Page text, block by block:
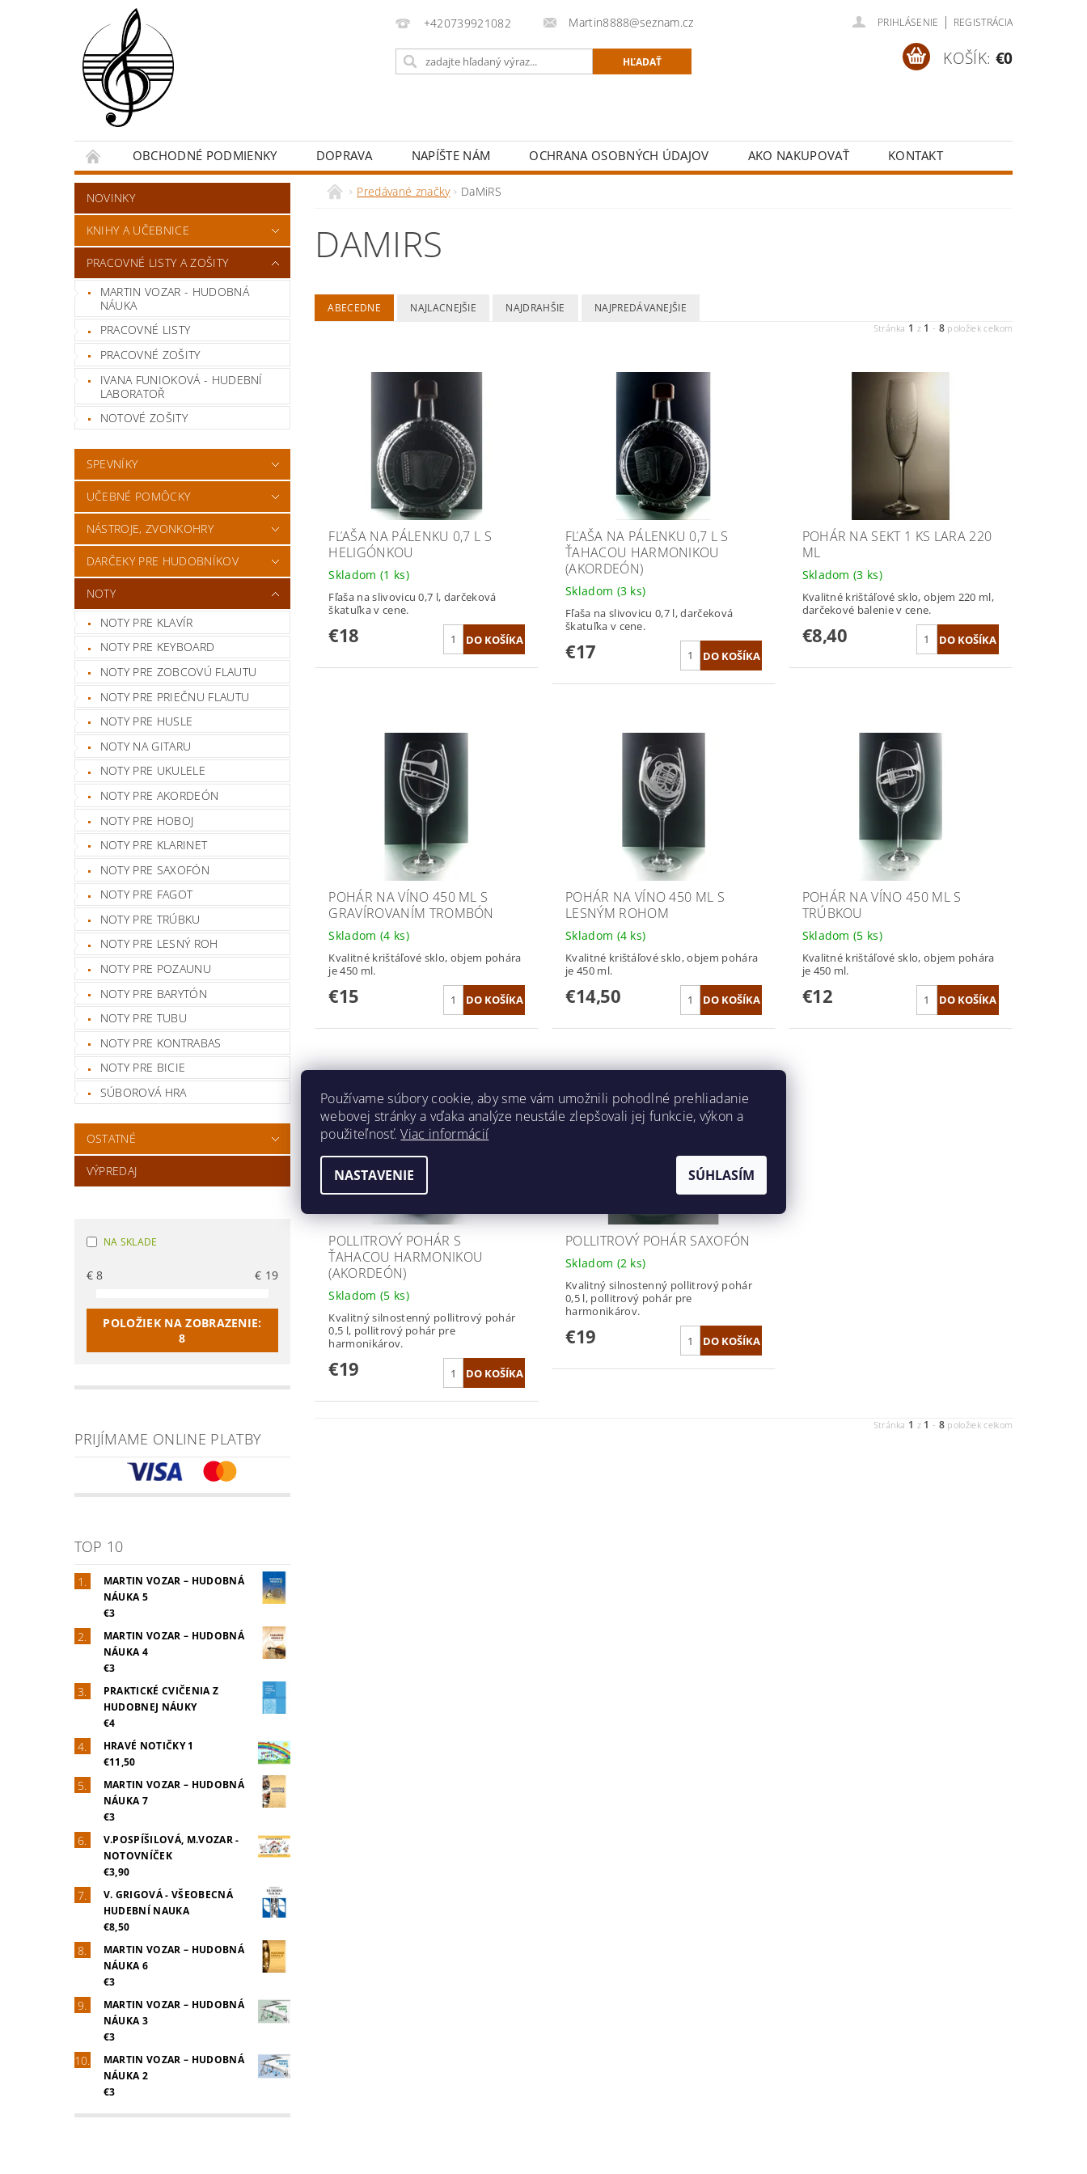
+420739921082 Martin8888@seznam.cz PRIHLÁSENIE | REGISTRÁCIA
KOŠÍK: €0
OBCHODNÉ PODMIENKY DOPRAVA NAPÍŠTE NÁM OCHRANA OSOBNÝCH ÚDAJOV AKO NAKUPOVAŤ KONTAKT
NOVINKY
KNIHY A UČEBNICE
PRACOVNÉ LISTY A ZOŠITY
MARTIN VOZAR - HUDOBNÁ
NÁUKA
PRACOVNÉ LISTY
PRACOVNÉ ZOŠITY
IVANA FUNIOKOVÁ - HUDEBNÍ
LABORATOŘ
NOTOVÉ ZOŠITY
SPEVNÍKY
UČEBNÉ POMÔCKY
NÁSTROJE, ZVONKOHRY
DARČEKY PRE HUDOBNÍKOV
NOTY
NOTY PRE KLAVÍR
NOTY PRE KEYBOARD
NOTY PRE ZOBCOVÚ FLAUTU
NOTY PRE PRIEČNU FLAUTU
NOTY PRE HUSLE
NOTY NA GITARU
NOTY PRE UKULELE
NOTY PRE AKORDEÓN
NOTY PRE HOBOJ
NOTY PRE KLARINET
NOTY PRE SAXOFÓN
NOTY PRE FAGOT
NOTY PRE TRÚBKU
NOTY PRE LESNÝ ROH
NOTY PRE POZAUNU
NOTY PRE BARYTÓN
NOTY PRE TUBU
NOTY PRE KONTRABAS
NOTY PRE BICIE
SÚBOROVÁ HRA
OSTATNÉ
VÝPREDAJ
NA SKLADE
€8 € 19
POLOŽIEK NA ZOBRAZENIE:
8
PRIJÍMAME ONLINE PLATBY
TOP 10
MARTIN VOZAR – HUDOBNÁ
NÁUKA 5
€3
MARTIN VOZAR – HUDOBNÁ
NÁUKA 4
€3
PRAKTICKÉ CVIČENIA Z
HUDOBNEJ NÁUKY
€4
HRAVÉ NOTIČKY 1
€11,50
MARTIN VOZAR – HUDOBNÁ
NÁUKA 7
€3
V.POSPÍŠILOVÁ, M.VOZAR -
NOTOVNÍČEK
€3,90
V. GRIGOVÁ - VŠEOBECNÁ
HUDEBNÍ NAUKA
€8,50
MARTIN VOZAR – HUDOBNÁ
NÁUKA 6
€3
MARTIN VOZAR – HUDOBNÁ
NÁUKA 3
€3
MARTIN VOZAR – HUDOBNÁ
NÁUKA 2
€3
Predávané značky DaMiRS
DAMIRS
ABECEDNE NAJLACNEJŠIE NAJDRAHŠIE NAJPREDÁVANEJŠIE
Stránka 1 z 1 - 8 položiek celkom
FĽAŠA NA PÁLENKU 0,7 L S
HELIGÓNKOU
Skladom (1 ks)
Fľaša na slivovicu 0,7 l, darčeková
škatuľka v cene.
€18
FĽAŠA NA PÁLENKU 0,7 L S
ŤAHACOU HARMONIKOU
(AKORDEÓN)
Skladom (3 ks)
Fľaša na slivovicu 0,7 l, darčeková
škatuľka v cene.
€17
POHÁR NA SEKT 1 KS LARA 220
ML
Skladom(3 ks)
Kvalitné krištáľové sklo, objem 220 ml,
darčekové balenie v cene.
€8,40
POHÁR NA VÍNO 450 ML S
GRAVÍROVANÍM TROMBÓN
Skladom (4 ks)
Kvalitné krištáľové sklo, objem pohára
je 450 ml.
€15
POHÁR NA VÍNO 450 ML S
LESNÝM ROHOM
Skladom (4 ks)
Kvalitné krištáľové sklo, objem pohára
je 450 ml.
€14,50
POHÁR NA VÍNO 450 ML S
TRÚBKOU
Skladom(5 ks)
Kvalitné krištáľové sklo, objem pohára
je 450 ml.
€12
POLLITROVÝ POHÁR S
ŤAHACOU HARMONIKOU
(AKORDEÓN)
Skladom (5 ks)
Kvalitný silnostenný pollitrový pohár
0,5 l, pollitrový pohár pre
harmonikárov.
€19
POLLITROVÝ POHÁR SAXOFÓN
Skladom (2 ks)
Kvalitný silnostenný pollitrový pohár
0,5 l, pollitrový pohár pre
harmonikárov.
€19
Stránka 1 z 1 - 8 položiek celkom
Používame súbory cookie, aby sme vám umožnili pohodlné prehliadanie
webovej stránky a vďaka analýze neustále zlepšovali jej funkcie, výkon a
použiteľnosť.Viac informácií
NASTAVENIE SÚHLASÍM